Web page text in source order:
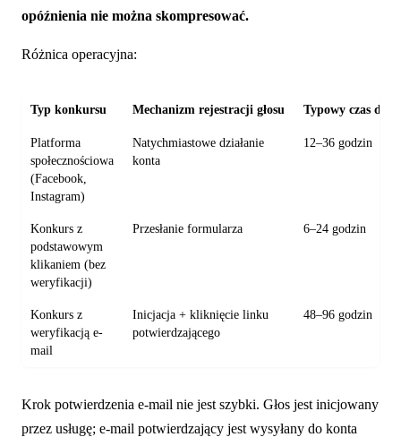
opóźnienia nie można skompresować.
Różnica operacyjna:
Typ konkursu Mechanizm rejestracji głosu Typowy czas
Platforma
społecznościowa
(Facebook,
Instagram)
Natychmiastowe działanie
konta
12–36 godzin
Konkurs z
podstawowym
klikaniem (bez
weryfikacji)
Przesłanie formularza 6–24 godzin
Konkurs z
weryfikacją e-
mail
Inicjacja + kliknięcie linku
potwierdzającego
48–96 godzin
Krok potwierdzenia e-mail nie jest szybki. Głos jest inicjowany
przez usługę; e-mail potwierdzający jest wysyłany do konta